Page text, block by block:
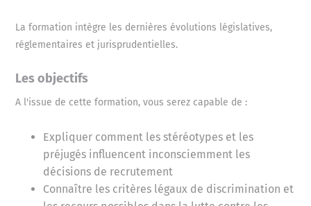
La formation intègre les dernières évolutions législatives,
réglementaires et jurisprudentielles.
Les objectifs
A l'issue de cette formation, vous serez capable de :
Expliquer comment les stéréotypes et les
préjugés influencent inconsciemment les
décisions de recrutement
Connaître les critères légaux de discrimination et